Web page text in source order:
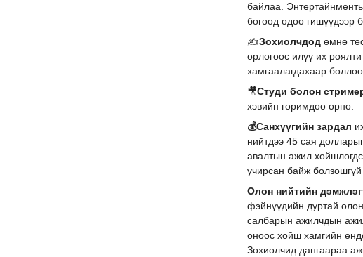
байлаа.
бөгөөд одоо гишүүдээр
✍️Зохиолчдод өмнө
орлогоос илүү их
хамгаалагдахаар боллоо.
🎥Студи болон
хэвийн горимдоо орно.
💰Санхүүгийн зардал
нийтдээ 45 сая
авалтын ажил
учирсан байж
Олон нийтийн
фэйнүүдийн дуртай
салбарын ажилчдын
оноос хойш хамгийн
Зохиолчид дангаараа